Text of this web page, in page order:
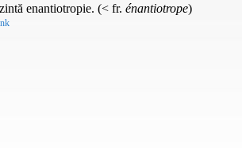
enantiotropie. (< fr. énantiotrope)